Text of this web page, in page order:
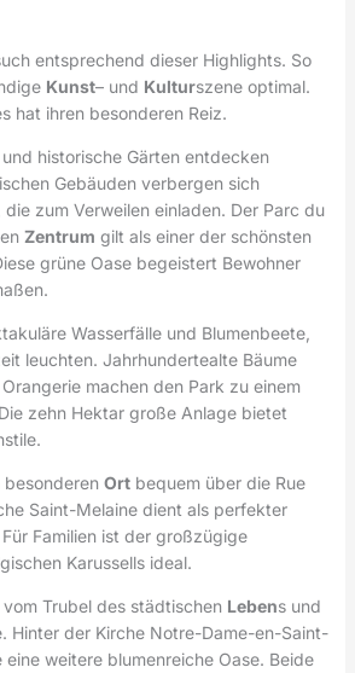
entsprechend dieser Highlights. So
Kunst– und Kulturszene optimal.
hat ihren besonderen Reiz.
historische Gärten entdecken
Gebäuden verbergen sich
zum Verweilen einladen. Der Parc du
Zentrum gilt als einer der schönsten
grüne Oase begeistert Bewohner
Wasserfälle und Blumenbeete,
leuchten. Jahrhundertealte Bäume
machen den Park zu einem
zehn Hektar große Anlage bietet
besonderen Ortbequem über die Rue
Saint-Melaine dient als perfekter
Familien ist der großzügige
Karussells ideal.
Trubel des städtischen Lebens und
Hinter der Kirche Notre-Dame-en-Saint-
weitere blumenreiche Oase. Beide